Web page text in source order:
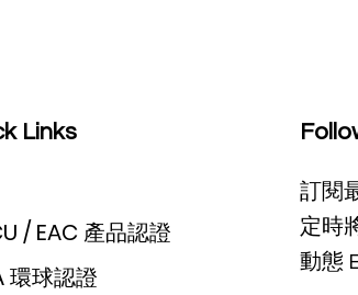
Links
/ EAC 產品認證
環球認證
訂閱
定時
動態